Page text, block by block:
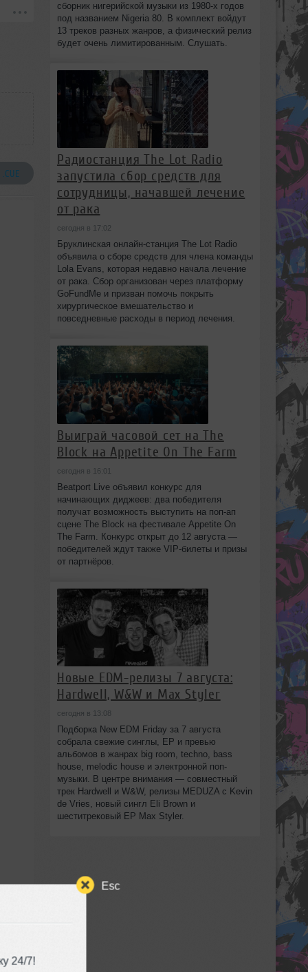
Esc
24/7!
сборник нигерийской музыки из 1980-х годов
под названием Nigeria 80. В комплект войдут
13 треков разных жанров, а физический релиз
будет очень лимитированным. Слушать.
Радиостанция The Lot Radio
запустила сбор средств для
сотрудницы, начавшей лечение
от рака
сегодня в 17:02
Бруклинская онлайн-станция The Lot Radio
объявила о сборе средств для члена команды
Lola Evans, которая недавно начала лечение
от рака. Сбор организован через платформу
GoFundMe и призван помочь покрыть
хирургическое вмешательство и
повседневные расходы в период лечения.
Выиграй часовой сет на The
Block на Appetite On The Farm
сегодня в 16:01
Beatport Live объявил конкурс для
начинающих диджеев: два победителя
получат возможность выступить на поп‑ап
сцене The Block на фестивале Appetite On
The Farm. Конкурс открыт до 12 августа —
победителей ждут также VIP‑билеты и призы
от партнёров.
Новые EDM-релизы 7 августа:
Hardwell, W&W и Max Styler
сегодня в 13:08
Подборка New EDM Friday за 7 августа
собрала свежие синглы, EP и превью
альбомов в жанрах big room, techno, bass
house, melodic house и электронной поп-
музыки. В центре внимания — совместный
трек Hardwell и W&W, релизы MEDUZA с Kevin
de Vries, новый сингл Eli Brown и
шеститрековый EP Max Styler.